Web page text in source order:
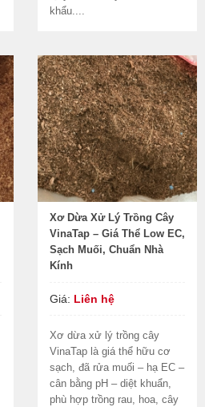
khẩu....
Xơ Dừa Xử Lý Trồng Cây
VinaTap – Giá Thể Low EC,
Sạch Muối, Chuẩn Nhà
Kính
Giá: Liên hệ
Xơ dừa xử lý trồng cây
VinaTap là giá thể hữu cơ
sạch, đã rửa muối – hạ EC –
cân bằng pH – diệt khuẩn,
phù hợp trồng rau, hoa, cây